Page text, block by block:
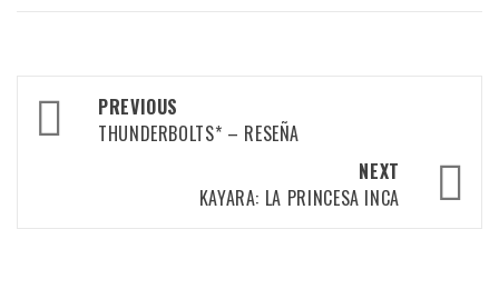
Post
navigation
PREVIOUS
THUNDERBOLTS* – RESEÑA
NEXT
KAYARA: LA PRINCESA INCA